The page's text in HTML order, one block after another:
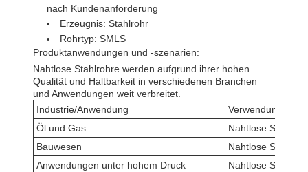
nach Kundenanforderung
Erzeugnis: Stahlrohr
Rohrtyp: SMLS
Produktanwendungen und -szenarien:
Nahtlose Stahlrohre werden aufgrund ihrer hohen
Qualität und Haltbarkeit in verschiedenen Branchen
und Anwendungen weit verbreitet.
Industrie/Anwendung
Verwendung des
Öl und Gas
Nahtlose
Bauwesen
Nahtlose
Anwendungen unter hohem Druck
Nahtlose